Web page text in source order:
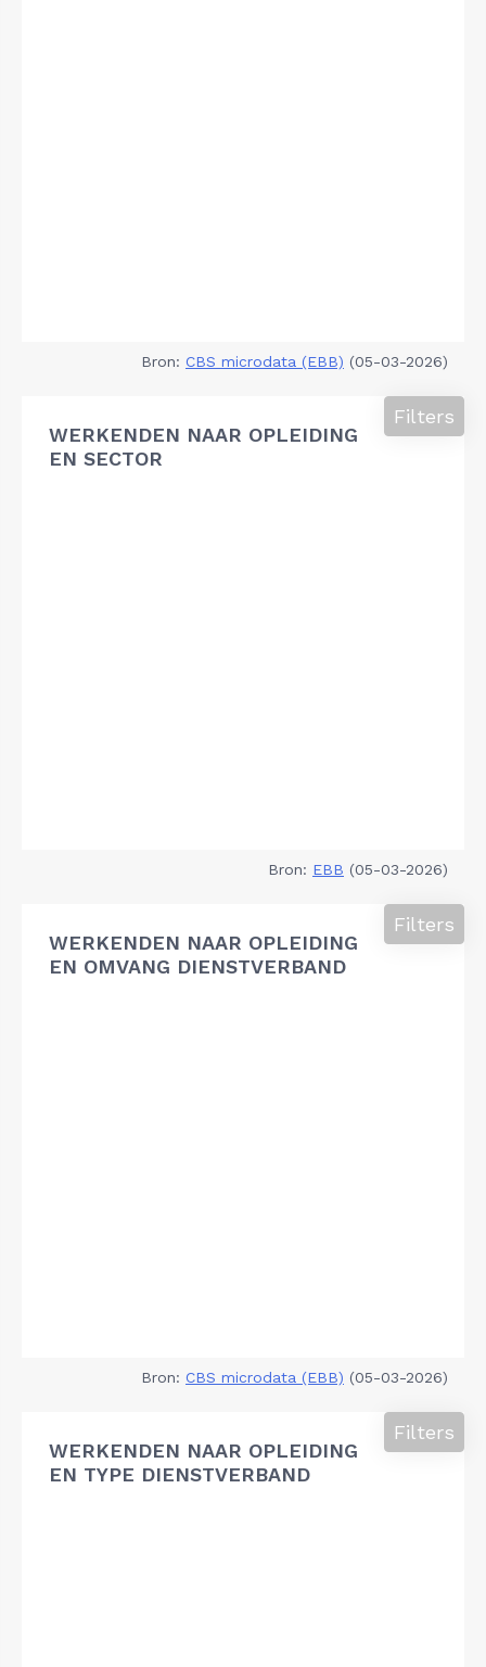
Bron: CBS microdata (EBB) (05-03-2026)
WERKENDEN NAAR OPLEIDING
EN SECTOR
Filters
Bron: EBB (05-03-2026)
WERKENDEN NAAR OPLEIDING
EN OMVANG DIENSTVERBAND
Filters
Bron: CBS microdata (EBB) (05-03-2026)
WERKENDEN NAAR OPLEIDING
EN TYPE DIENSTVERBAND
Filters